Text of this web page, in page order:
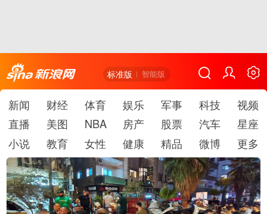
标准版 智能版
新闻 财经 体育 娱乐 军事 科技
视频
直播
美图 NBA 房产 股票 汽车
星座
小说
教育 女性 健康 精品 微博 更多